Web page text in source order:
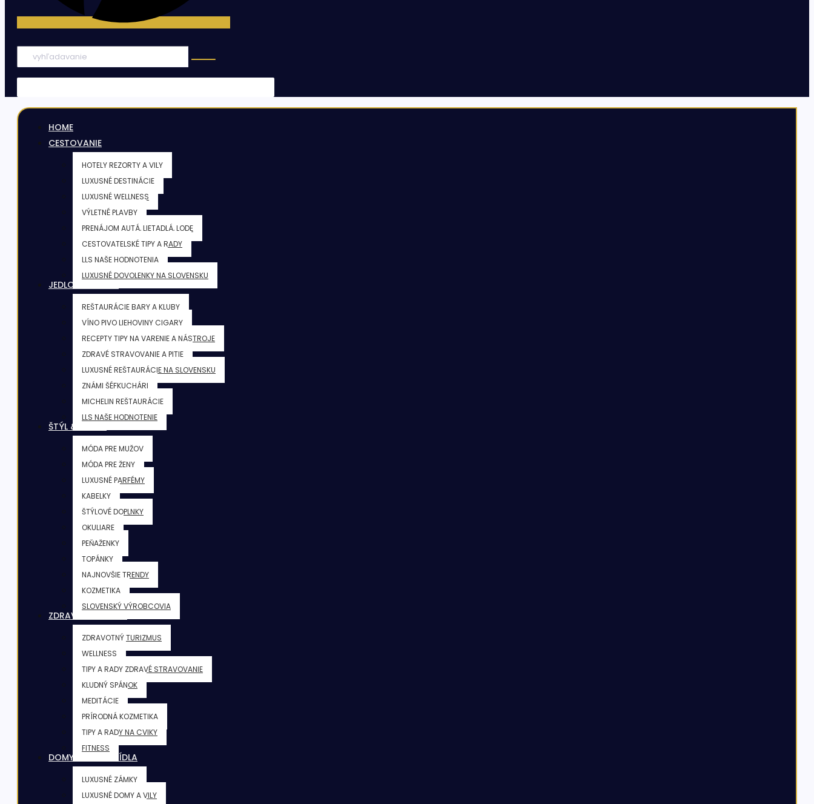
HOME
CESTOVANIE
HOTELY REZORTY A VILY
LUXUSNÉ DESTINÁCIE
LUXUSNÉ WELLNESS
VÝLETNÉ PLAVBY
PRENÁJOM AUTÁ, LIETADLÁ, LODE
CESTOVATELSKÉ TIPY A RADY
LLS NAŠE HODNOTENIA
LUXUSNÉ DOVOLENKY NA SLOVENSKU
JEDLO & NÁPOJE
REŠTAURÁCIE BARY A KLUBY
VÍNO PIVO LIEHOVINY CIGARY
RECEPTY TIPY NA VARENIE A NÁSTROJE
ZDRAVÉ STRAVOVANIE A PITIE
LUXUSNÉ REŠTAURÁCIE NA SLOVENSKU
ZNÁMI ŠÉFKUCHÁRI
MICHELIN REŠTAURÁCIE
LLS NAŠE HODNOTENIE
ŠTÝL & KRÁSA
MÓDA PRE MUŽOV
MÓDA PRE ŽENY
LUXUSNÉ PARFÉMY
KABELKY
ŠTÝLOVÉ DOPLNKY
OKULIARE
PEŇAŽENKY
TOPÁNKY
NAJNOVŠIE TRENDY
KOZMETIKA
SLOVENSKÝ VÝROBCOVIA
ZDRAVIE & FITNESS
ZDRAVOTNÝ TURIZMUS
WELLNESS
TIPY A RADY ZDRAVÉ STRAVOVANIE
KLUDNÝ SPÁNOK
MEDITÁCIE
PRÍRODNÁ KOZMETIKA
TIPY A RADY NA CVIKY
FITNESS
DOMY & VILY & SÍDLA
LUXUSNÉ ZÁMKY
LUXUSNÉ DOMY A VILY